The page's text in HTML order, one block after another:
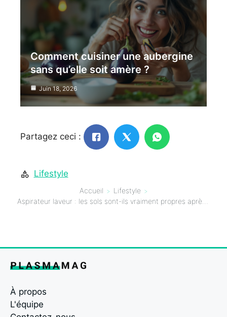
Comment cuisiner une aubergine
sans qu’elle soit amère ?
Juin 18, 2026
Partagez ceci :
Lifestyle
Accueil
Lifestyle
À propos
L'équipe